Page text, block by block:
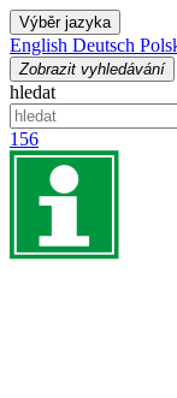
Výběr jazyka
English Deutsch
Zobrazit vyhledávání
hledat
156